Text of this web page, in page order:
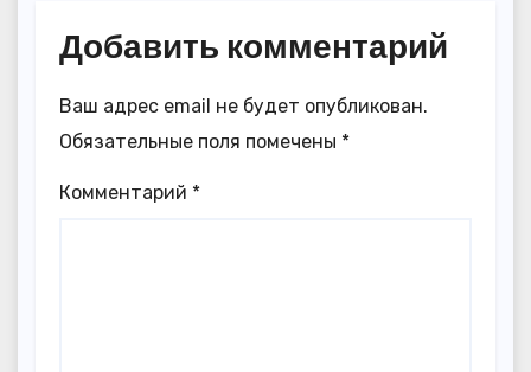
Добавить комментарий
Ваш адрес email не будет опубликован.
Обязательные поля помечены *
Комментарий *